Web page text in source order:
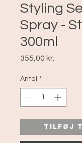
Styling
Spray -
300ml
355,00 kr.
Antal *
Tilføj